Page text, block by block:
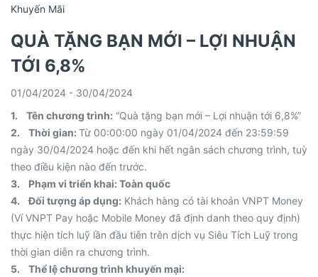
Khuyến Mãi
QUÀ TẶNG BẠN MỚI – LỢI NHUẬN
TỚI 6,8%
01/04/2024 - 30/04/2024
1. Tên chương trình: “Quà tặng bạn mới – Lợi nhuận tới 6,8%”
2. Thời gian: Từ 00:00:00 ngày 01/04/2024 đến 23:59:59
ngày 30/04/2024 hoặc đến khi hết ngân sách chương trình, tuỳ
theo điều kiện nào đến trước.
3. Phạm vi triển khai: Toàn quốc
4. Đối tượng áp dụng: Khách hàng có tài khoản VNPT Money
(Ví VNPT Pay hoặc Mobile Money đã định danh theo quy định)
thực hiện tích luỹ lần đầu tiên trên dịch vụ Siêu Tích Luỹ trong
thời gian diễn ra chương trình.
5. Thể lệ chương trình khuyến mại: